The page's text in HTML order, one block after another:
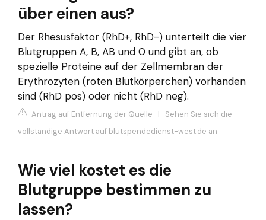
über einen aus?
Der Rhesusfaktor (RhD+, RhD-) unterteilt die vier
Blutgruppen A, B, AB und 0 und gibt an, ob
spezielle Proteine auf der Zellmembran der
Erythrozyten (roten Blutkörperchen) vorhanden
sind (RhD pos) oder nicht (RhD neg).
Antrag auf Entfernung der Quelle | Sehen Sie sich die
vollständige Antwort auf blutspendedienst-west.de an
Wie viel kostet es die
Blutgruppe bestimmen zu
lassen?